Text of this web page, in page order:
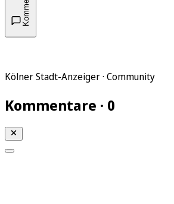
Kölner Stadt-Anzeiger · Community
Kommentare · 0